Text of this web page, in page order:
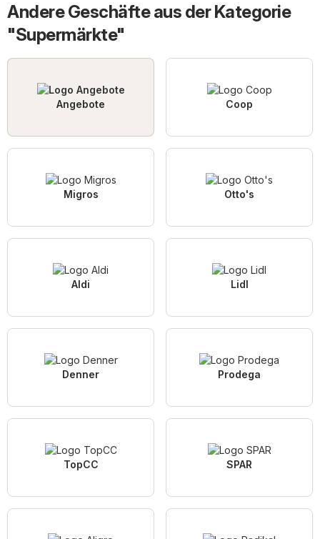
Andere Geschäfte aus der Kategorie
"Supermärkte"
Angebote Coop
Migros Otto's
Aldi Lidl
Denner Prodega
TopCC SPAR